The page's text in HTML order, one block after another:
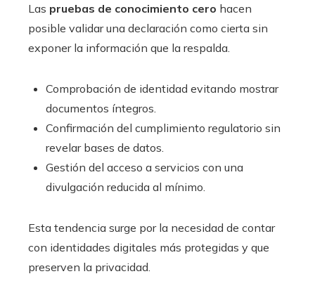
Las pruebas de conocimiento cero hacen
posible validar una declaración como cierta sin
exponer la información que la respalda.
Comprobación de identidad evitando mostrar
documentos íntegros.
Confirmación del cumplimiento regulatorio sin
revelar bases de datos.
Gestión del acceso a servicios con una
divulgación reducida al mínimo.
Esta tendencia surge por la necesidad de contar
con identidades digitales más protegidas y que
preserven la privacidad.